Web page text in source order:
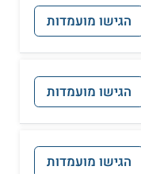
הגישו מועמדות
הגישו מועמדות
הגישו מועמדות